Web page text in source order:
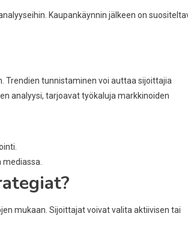
Kaupankäynnin jälkeen on
Trendien tunnistaminen voi auttaa sijoittajia
analyysi, tarjoavat työkaluja markkinoiden
mukaan. Sijoittajat voivat valita aktiivisen tai